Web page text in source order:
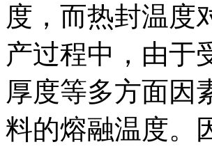
度，而热封温度
产过程中，由于
厚度等多方面因
料的熔融温度。